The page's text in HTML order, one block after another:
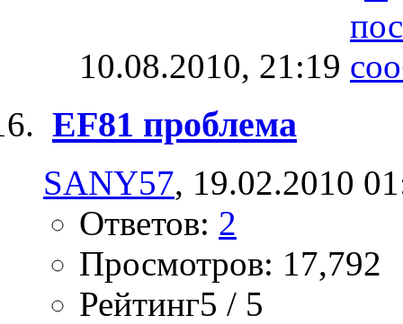
10.08.2010, 21:19
EF81 проблема
SANY57, 19.02.2010
Ответов: 2
Просмотров: 17,792
Рейтинг5 / 5